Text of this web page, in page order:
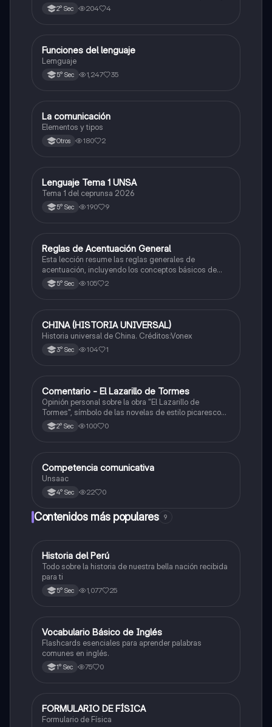
y consejos.
2° Sec 204 4
Castellano
Funciones del lenguaje
Lemguaje
5° Sec 1,247 35
Castellano
La comunicación
Elementos y tipos
Otros 180 2
Castellano
Lenguaje Tema 1 UNSA
Tema 1 del ceprunsa 2026
5° Sec 190 9
Castellano
Reglas de Acentuación General
Esta lección resume las reglas generales de
acentuación, incluyendo los conceptos básicos de
acento y tilde, y cómo acentuar palabras agudas y
graves.
5° Sec 105 2
Castellano
CHINA (HISTORIA UNIVERSAL)
Historia universal de China. Créditos:Vonex
3° Sec 104 1
Castellano
Comentario - El Lazarillo de Tormes
Opinión personal sobre la obra "El Lazarillo de
Tormes", símbolo de las novelas de estilo picaresco
en la literatura española.
2° Sec 100 0
Castellano
Competencia comunicativa
Unsaac
4° Sec 22 0
Contenidos más populares 9
Ciencias Sociales
Historia del Perú
Todo sobre la historia de nuestra bella nación recibida
para ti
5° Sec 1,077 25
VInglés
Vocabulario Básico de Inglés
Flashcards esenciales para aprender palabras
comunes en inglés.
1° Sec 75 0
Física
FORMULARIO DE FÍSICA
Formulario de Física